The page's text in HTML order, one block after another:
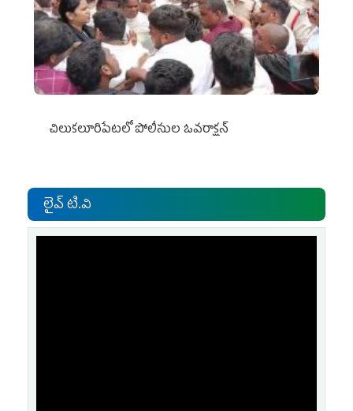
చిలుక‌లూరిపేట‌లో పోలీసుల ఓవ‌రాక్ష‌న్‌
లైవ్ టి.వి